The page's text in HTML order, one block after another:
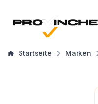
Startseite Marken